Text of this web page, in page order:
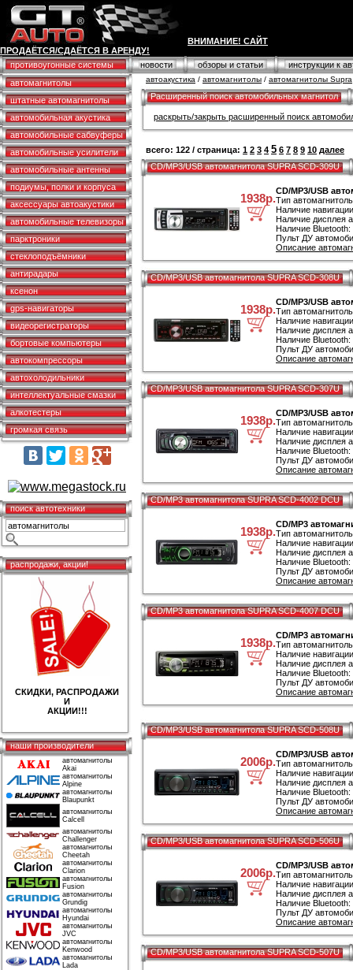
ВНИМАНИЕ! САЙТ
ПРОДАЁТСЯ/СДАЁТСЯ В АРЕНДУ!
противоугонные системы
новости обзоры и статьи
инструкции к
автомагнитолы
штатные автомагнитолы
автомобильная акустика
автомобильные сабвуферы
автомобильные усилители
автомобильные антенны
подиумы, полки и корпуса
аксессуары автоакустики
автомобильные телевизоры
парктроники
стеклоподъёмники
антирадары
ксенон
gps-навигаторы
видеорегистраторы
бортовые компьютеры
автокомпрессоры
автохолодильники
интеллектуальные смазки
алкотестеры
громкая связь
поиск автотехники
распродажи, акции!
СКИДКИ, РАСПРОДАЖИ
И
АКЦИИ!!!
наши производители
автомагнитолы
Akai
автомагнитолы
Alpine
автомагнитолы
Blaupunkt
автомагнитолы
Calcell
автомагнитолы
Challenger
автомагнитолы
Cheetah
автомагнитолы
Clarion
автомагнитолы
Fusion
автомагнитолы
Grundig
автомагнитолы
Hyundai
автомагнитолы
JVC
автомагнитолы
Kenwood
автомагнитолы
Lada
автоакустика / автомагнитолы / автомагнитолы Supra
Расширенный поиск автомобильных магнитол
раскрыть/закрыть расширенный поиск
всего: 122 / страница: 1 2 3 4 5 6 7 8 9 10 далее
CD/MP3/USB автомагнитола SUPRA SCD-309U
1938р.
CD/MP3/USB
Тип
Наличие
Наличие дисплея
Наличие Bluetooth:
Пульт ДУ
Описание
CD/MP3/USB автомагнитола SUPRA SCD-308U
1938р.
CD/MP3/USB
Тип
Наличие
Наличие дисплея
Наличие Bluetooth:
Пульт ДУ
Описание
CD/MP3/USB автомагнитола SUPRA SCD-307U
1938р.
CD/MP3/USB
Тип
Наличие
Наличие дисплея
Наличие Bluetooth:
Пульт ДУ
Описание
CD/MP3 автомагнитола SUPRA SCD-4002 DCU
1938р.
CD/MP3
Тип
Наличие
Наличие дисплея
Наличие Bluetooth:
Пульт ДУ
Описание
CD/MP3 автомагнитола SUPRA SCD-4007 DCU
1938р.
CD/MP3
Тип
Наличие
Наличие дисплея
Наличие Bluetooth:
Пульт ДУ
Описание
CD/MP3/USB автомагнитола SUPRA SCD-508U
2006р.
CD/MP3/USB
Тип
Наличие
Наличие дисплея
Наличие Bluetooth:
Пульт ДУ
Описание
CD/MP3/USB автомагнитола SUPRA SCD-506U
2006р.
CD/MP3/USB
Тип
Наличие
Наличие дисплея
Наличие Bluetooth:
Пульт ДУ
Описание
CD/MP3/USB автомагнитола SUPRA SCD-507U